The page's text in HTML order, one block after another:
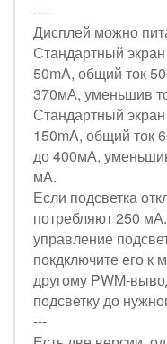
----
Дисплей можно
Стандартный экран
50mA, общий ток
370мА, уменьшив
Стандартный
150mA, общий ток
до 400мА,
мА.
Если подсветка
потребляют 250
управление
покдключите его к
другому PWM-
подсветку до
---